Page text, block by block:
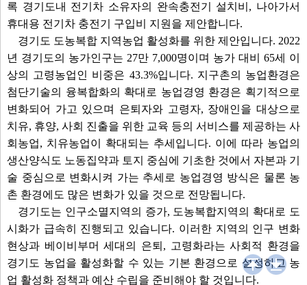
록 경기도내 전기차 소유자의 완속충전기 설치비, 나아가서
휴대용 전기차 충전기 구입비 지원을 제안합니다.
경기도 도농복합 지역농업 활성화를 위한 제안입니다. 2022
년 경기도의 농가인구는 27만 7,000명이며 농가 대비 65세 이
상의 고령농업인 비중은 43.3%입니다. 지구촌의 농업환경은
첨단기술의 융복합화의 확대로 농업경영 환경은 획기적으로
변화되어 가고 있으며 은퇴자와 고령자, 장애인을 대상으로
치유, 휴양, 사회 진출을 위한 교육 등의 서비스를 제공하는 사
회농업, 치유농업이 확대되는 추세입니다. 이에 따라 농업의
생산양식도 노동집약과 토지 중심에 기초한 것에서 자본과 기
술 중심으로 변화시켜 가는 추세로 농업경영 방식은 물론 농
촌 환경에도 많은 변화가 있을 것으로 전망됩니다.
경기도는 인구소멸지역의 증가, 도농복합지역의 확대로 도
시화가 급속히 진행되고 있습니다. 이러한 지역의 인구 변화
현상과 베이비부머 세대의 은퇴, 고령화라는 사회적 환경을
경기도 농업을 활성화할 수 있는 기본 환경으로 설정하고 농
업 활성화 정책과 예산 수립을 준비해야 할 것입니다.